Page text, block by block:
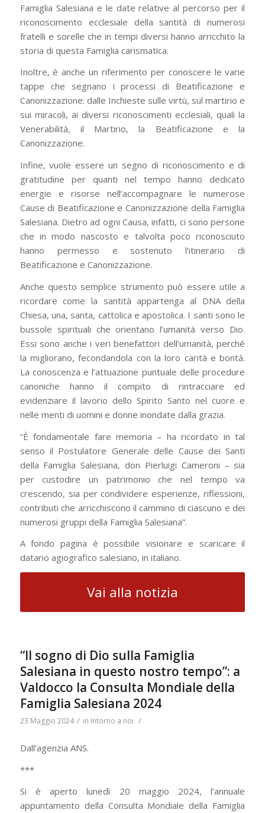
Famiglia Salesiana e le date relative al percorso per il
riconoscimento ecclesiale della santità di numerosi
fratelli e sorelle che in tempi diversi hanno arricchito la
storia di questa Famiglia carismatica.
Inoltre, è anche un riferimento per conoscere le varie
tappe che segnano i processi di Beatificazione e
Canonizzazione: dalle Inchieste sulle virtù, sul martirio e
sui miracoli, ai diversi riconoscimenti ecclesiali, quali la
Venerabilità, il Martirio, la Beatificazione e la
Canonizzazione.
Infine, vuole essere un segno di riconoscimento e di
gratitudine per quanti nel tempo hanno dedicato
energie e risorse nell’accompagnare le numerose
Cause di Beatificazione e Canonizzazione della Famiglia
Salesiana. Dietro ad ogni Causa, infatti, ci sono persone
che in modo nascosto e talvolta poco riconosciuto
hanno permesso e sostenuto l’itinerario di
Beatificazione e Canonizzazione.
Anche questo semplice strumento può essere utile a
ricordare come la santità appartenga al DNA della
Chiesa, una, santa, cattolica e apostolica. I santi sono le
bussole spirituali che orientano l’umanità verso Dio.
Essi sono anche i veri benefattori dell’umanità, perché
la migliorano, fecondandola con la loro carità e bontà.
La conoscenza e l’attuazione puntuale delle procedure
canoniche hanno il compito di rintracciare ed
evidenziare il lavorio dello Spirito Santo nel cuore e
nelle menti di uomini e donne inondate dalla grazia.
“È fondamentale fare memoria – ha ricordato in tal
senso il Postulatore Generale delle Cause dei Santi
della Famiglia Salesiana, don Pierluigi Cameroni – sia
per custodire un patrimonio che nel tempo va
crescendo, sia per condividere esperienze, riflessioni,
contributi che arricchiscono il cammino di ciascuno e dei
numerosi gruppi della Famiglia Salesiana”.
A fondo pagina è possibile visionare e scaricare il
datario agiografico salesiano, in italiano.
Vai alla notizia
“Il sogno di Dio sulla Famiglia
Salesiana in questo nostro tempo”: a
Valdocco la Consulta Mondiale della
Famiglia Salesiana 2024
23 Maggio 2024 / in Intorno a noi /
Dall’agenzia ANS.
***
Si è aperto lunedì 20 maggio 2024, l’annuale
appuntamento della Consulta Mondiale della Famiglia